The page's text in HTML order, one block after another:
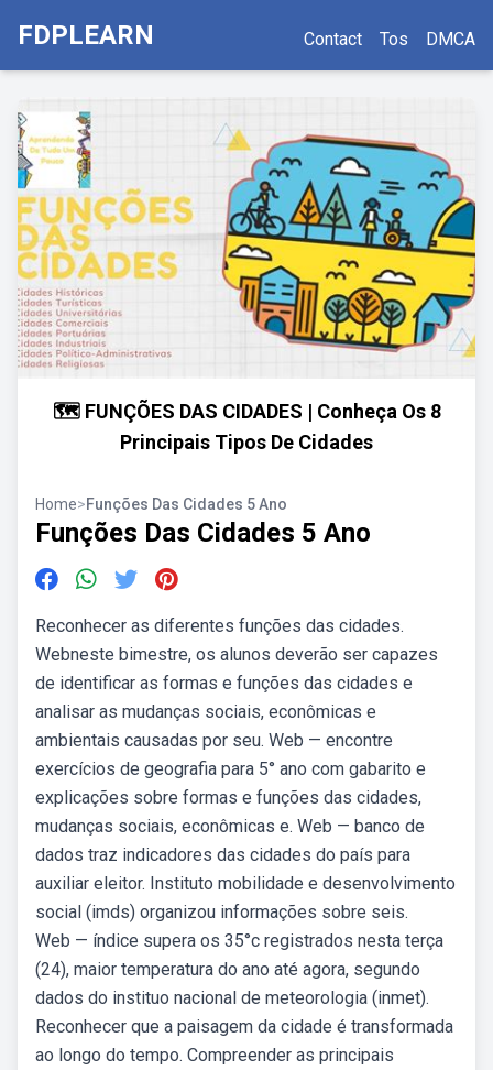
FDPLEARN Contact Tos DMCA
🗺 FUNÇÕES DAS CIDADES | Conheça Os 8
Principais Tipos De Cidades
Home>Funções Das Cidades 5 Ano
Funções Das Cidades 5 Ano
Reconhecer as diferentes funções das cidades.
Webneste bimestre, os alunos deverão ser capazes
de identificar as formas e funções das cidades e
analisar as mudanças sociais, econômicas e
ambientais causadas por seu. Web — encontre
exercícios de geografia para 5° ano com gabarito e
explicações sobre formas e funções das cidades,
mudanças sociais, econômicas e. Web — banco de
dados traz indicadores das cidades do país para
auxiliar eleitor. Instituto mobilidade e desenvolvimento
social (imds) organizou informações sobre seis.
Web — índice supera os 35°c registrados nesta terça
(24), maior temperatura do ano até agora, segundo
dados do instituo nacional de meteorologia (inmet).
Reconhecer que a paisagem da cidade é transformada
ao longo do tempo. Compreender as principais